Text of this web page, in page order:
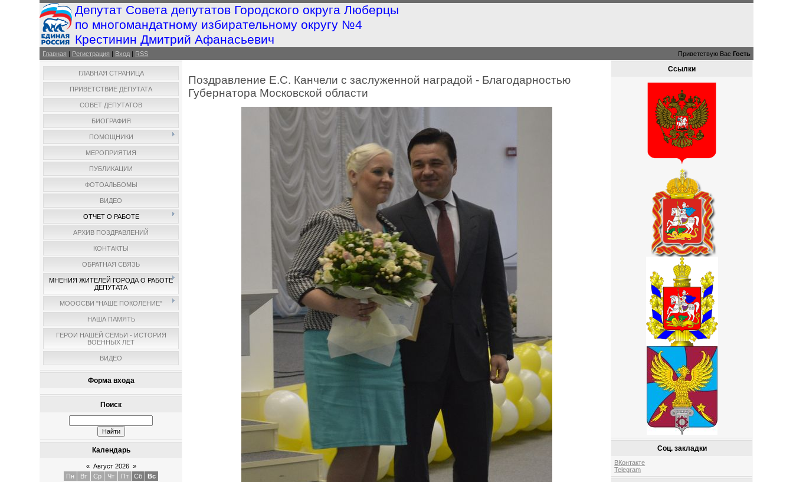
Депутат Совета депутатов Городского округа Люберцы
по многомандатному избирательному округу №4
Крестинин Дмитрий Афанасьевич
Главная | Регистрация | Вход | RSS Приветствую Вас Гость
ГЛАВНАЯ СТРАНИЦА
ПРИВЕТСТВИЕ ДЕПУТАТА
СОВЕТ ДЕПУТАТОВ
БИОГРАФИЯ
ПОМОЩНИКИ
МЕРОПРИЯТИЯ
ПУБЛИКАЦИИ
ФОТОАЛЬБОМЫ
ВИДЕО
ОТЧЕТ О РАБОТЕ
АРХИВ ПОЗДРАВЛЕНИЙ
КОНТАКТЫ
ОБРАТНАЯ СВЯЗЬ
МНЕНИЯ ЖИТЕЛЕЙ ГОРОДА О РАБОТЕ
ДЕПУТАТА
МОООСВИ "НАШЕ ПОКОЛЕНИЕ"
НАША ПАМЯТЬ
ГЕРОИ НАШЕЙ СЕМЬИ - ИСТОРИЯ
ВОЕННЫХ ЛЕТ
ВИДЕО
Форма входа
Поиск
Календарь
« Август 2026 »
Пн
Вт Ср Чт Пт Сб
Вс
Поздравление Е.С. Канчели с заслуженной наградой - Благодарностью
Губернатора Московской области
Ссылки
Соц. закладки
ВКонтакте
Telegram